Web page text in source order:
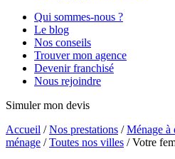
Qui sommes-nous ?
Le blog
Nos conseils
Trouver mon agence
Devenir franchisé
Nous rejoindre
Simuler mon devis
Accueil /Nos prestations /Ménage à
ménage /Toutes nos villes /Votre